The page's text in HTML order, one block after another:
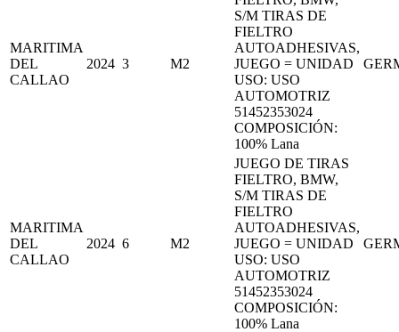
MARITIMA
DEL
CALLAO
2024 3 M2
S/M TIRAS DE
FIELTRO
AUTOADHESIVAS,
JUEGO = UNIDAD
USO: USO
AUTOMOTRIZ
51452353024
COMPOSICIÓN:
100% Lana
MARITIMA
DEL
CALLAO
2024 6 M2
JUEGO DE TIRAS
FIELTRO, BMW,
S/M TIRAS DE
FIELTRO
AUTOADHESIVAS,
JUEGO = UNIDAD
USO: USO
AUTOMOTRIZ
51452353024
COMPOSICIÓN:
100% Lana